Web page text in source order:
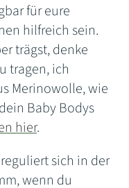
für eure
hilfreich sein.
trägst, denke
tragen, ich
Merinowolle, wie
Baby Bodys
hier.
sich in der
wenn du